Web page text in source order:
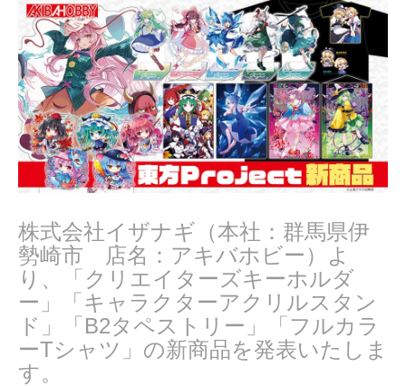
3
,
2
0
2
5
株式会社イザナギ（本社：群馬県伊
勢崎市 店名：アキバホビー）よ
り、「クリエイターズキーホルダ
ー」「キャラクターアクリルスタン
ド」「B2タペストリー」「フルカラ
ーTシャツ」の新商品を発表いたしま
す。